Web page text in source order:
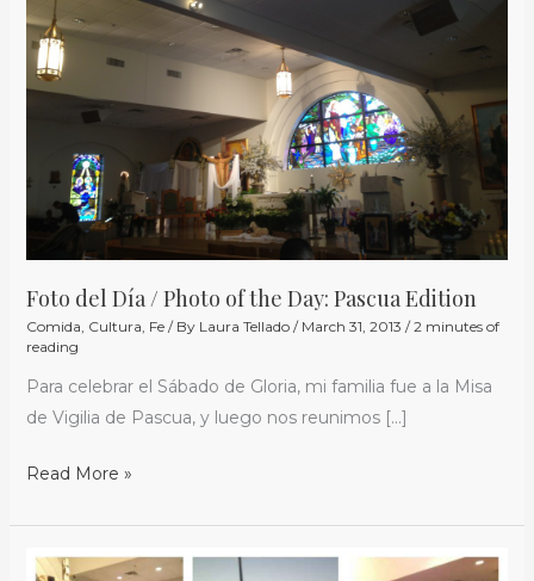
Foto del Día / Photo of the Day: Pascua Edition
Comida Cultura Fe/ By Laura Tellado / March 31, 2013 /2 minutes of
reading
Para celebrar el Sábado de Gloria, mi familia fue a la Misa
de Vigilia de Pascua, y luego nos reunimos […]
Photo
of
the
Pascua
Edition
Read More »
Foto